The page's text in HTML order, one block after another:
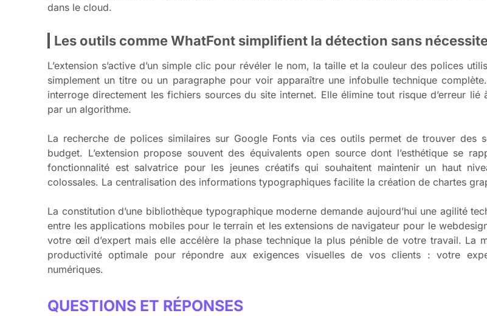
dans le cloud.
Les outils comme WhatFont simplifient la détection sans
L’extension s’active d’un simple clic pour révéler le nom, la taille et la couleur des polices
simplement un titre ou un paragraphe pour voir apparaître une infobulle technique
interroge directement les fichiers sources du site internet. Elle élimine tout risque d’erreur
par un algorithme.
La recherche de polices similaires sur Google Fonts via ces outils permet de trouver des
budget. L’extension propose souvent des équivalents open source dont l’esthétique se
fonctionnalité est salvatrice pour les jeunes créatifs qui souhaitent maintenir un haut
colossales. La centralisation des informations typographiques facilite la création de chartes
La constitution d’une bibliothèque typographique moderne demande aujourd’hui une agilité
entre les applications mobiles pour le terrain et les extensions de navigateur pour le
votre œil d’expert mais elle accélère la phase technique la plus pénible de votre travail. La
productivité optimale pour répondre aux exigences visuelles de vos clients : votre
numériques.
QUESTIONS ET RÉPONSES